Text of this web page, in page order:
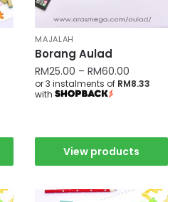
MAJALAH
Borang Aulad
RM25.00 –RM60.00
or 3 instalments of RM8.33
with
View products